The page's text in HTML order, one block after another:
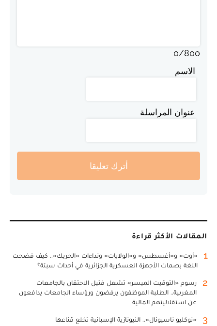
0/800
الاسم
عنوان المراسلة
أترك تعليقا
المقالات الأكثر قراءة
1
«أوت» و«أغسطس» و«الولايات» ونداءات «الحريك».. كيف فضحت
اللغة بصمات الأجهزة العسكرية الجزائرية في أحداث سبتة؟
2
رسوم «التوقيت الميسر» تشعل فتيل الاحتقان بالجامعات
المغربية.. الطلبة الموظفون يرفضون ورؤساء الجامعات يدافعون
عن استقلاليتهم المالية
3 «نوكليو ناسيونال».. النيونازية الإسبانية تخلع قناعها